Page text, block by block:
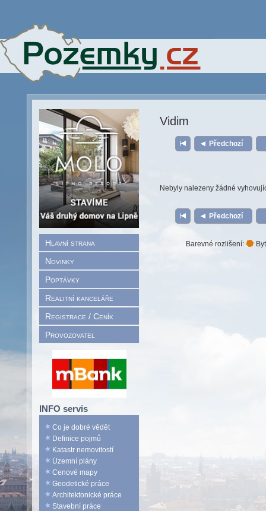
Hlavní strana
Novinky
Poptávky
Realitní kanceláře
Registrace / Ceník
Provozovatel
INFO servis
Co je dobré vědět
Definice pojmů
Katastr nemovitostí
Územní plány
Cenové mapy
Geodetické práce
Architektonické práce
Stavební práce
Vidim
Předchozí
Nebyly nalezeny žádné
Předchozí
Barevné rozlišení: